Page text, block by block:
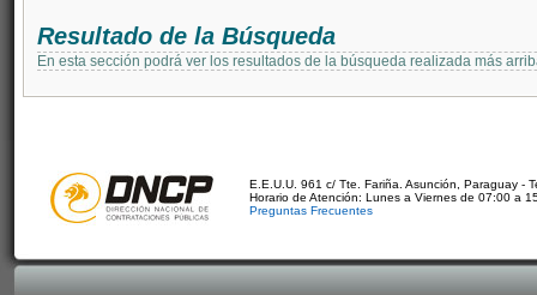
Resultado de la Búsqueda
En esta sección podrá ver los resultados de la búsqueda realizada más
E.E.U.U. 961 c/ Tte. Fariña. Asunción, Paraguay -
Horario de Atención: Lunes a Viernes de 07:00 a
Preguntas Frecuentes